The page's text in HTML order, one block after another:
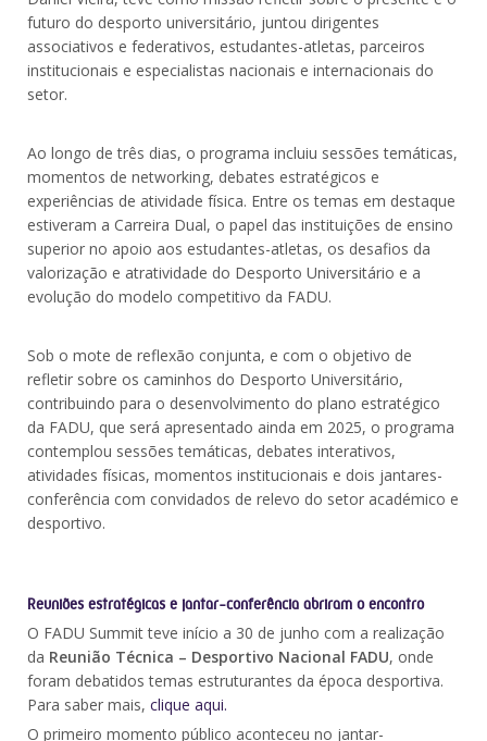
futuro do desporto universitário, juntou dirigentes
associativos e federativos, estudantes-atletas, parceiros
institucionais e especialistas nacionais e internacionais do
setor.
Ao longo de três dias, o programa incluiu sessões temáticas,
momentos de networking, debates estratégicos e
experiências de atividade física. Entre os temas em destaque
estiveram a Carreira Dual, o papel das instituições de ensino
superior no apoio aos estudantes-atletas, os desafios da
valorização e atratividade do Desporto Universitário e a
evolução do modelo competitivo da FADU.
Sob o mote de reflexão conjunta, e com o objetivo de
refletir sobre os caminhos do Desporto Universitário,
contribuindo para o desenvolvimento do plano estratégico
da FADU, que será apresentado ainda em 2025, o programa
contemplou sessões temáticas, debates interativos,
atividades físicas, momentos institucionais e dois jantares-
conferência com convidados de relevo do setor académico e
desportivo.
Reuniões estratégicas e jantar-conferência abriram o encontro
O FADU Summit teve início a 30 de junho com a realização
da Reunião Técnica – Desportivo Nacional FADU, onde
foram debatidos temas estruturantes da época desportiva.
Para saber mais, clique aqui.
O primeiro momento público aconteceu no jantar-